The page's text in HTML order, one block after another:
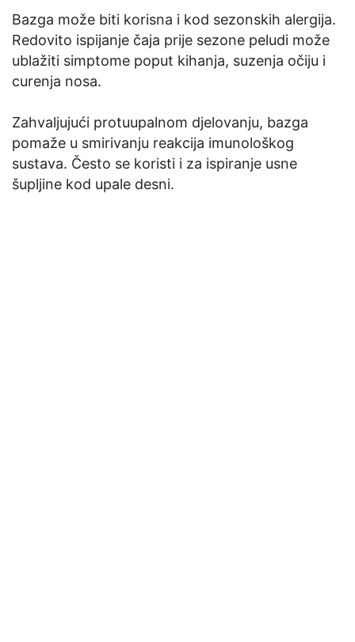
Bazga može biti korisna i kod sezonskih alergija.
Redovito ispijanje čaja prije sezone peludi može
ublažiti simptome poput kihanja, suzenja očiju i
curenja nosa.
Zahvaljujući protuupalnom djelovanju, bazga
pomaže u smirivanju reakcija imunološkog
sustava. Često se koristi i za ispiranje usne
šupljine kod upale desni.